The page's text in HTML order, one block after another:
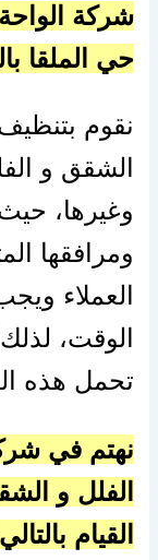
شركة
حي الملقا
نقوم
الشقق و
وغيرها،
ومرافقها
العملاء
الوقت،
تحمل هذه
نهتم في
الفلل و
القيام